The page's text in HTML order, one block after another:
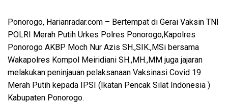
Ponorogo, Harianradar.com – Bertempat di Gerai Vaksin TNI
POLRI Merah Putih Urkes Polres Ponorogo,Kapolres
Ponorogo AKBP Moch Nur Azis SH.,SIK.,MSi bersama
Wakapolres Kompol Meiridiani SH.,MH.,MM juga jajaran
melakukan peninjauan pelaksanaan Vaksinasi Covid 19
Merah Putih kepada IPSI (Ikatan Pencak Silat Indonesia )
Kabupaten Ponorogo.